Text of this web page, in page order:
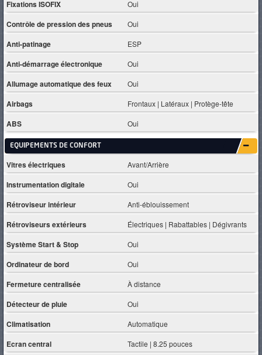
Fixations ISOFIX Oui
Contrôle de pression des pneus Oui
Anti-patinage ESP
Anti-démarrage électronique Oui
Allumage automatique des feux Oui
Airbags Frontaux | Latéraux | Protège-tête
ABS Oui
EQUIPEMENTS DE CONFORT
Vitres électriques Avant/Arrière
Instrumentation digitale Oui
Rétroviseur intérieur Anti-éblouissement
Rétroviseurs extérieurs Électriques | Rabattables | Dégivrants
Système Start & Stop Oui
Ordinateur de bord Oui
Fermeture centralisée À distance
Détecteur de pluie Oui
Climatisation Automatique
Ecran central Tactile | 8.25 pouces